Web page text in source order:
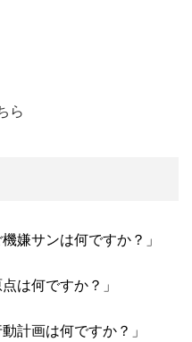
ら
嫌サンは何ですか？」
は何ですか？」
計画は何ですか？」